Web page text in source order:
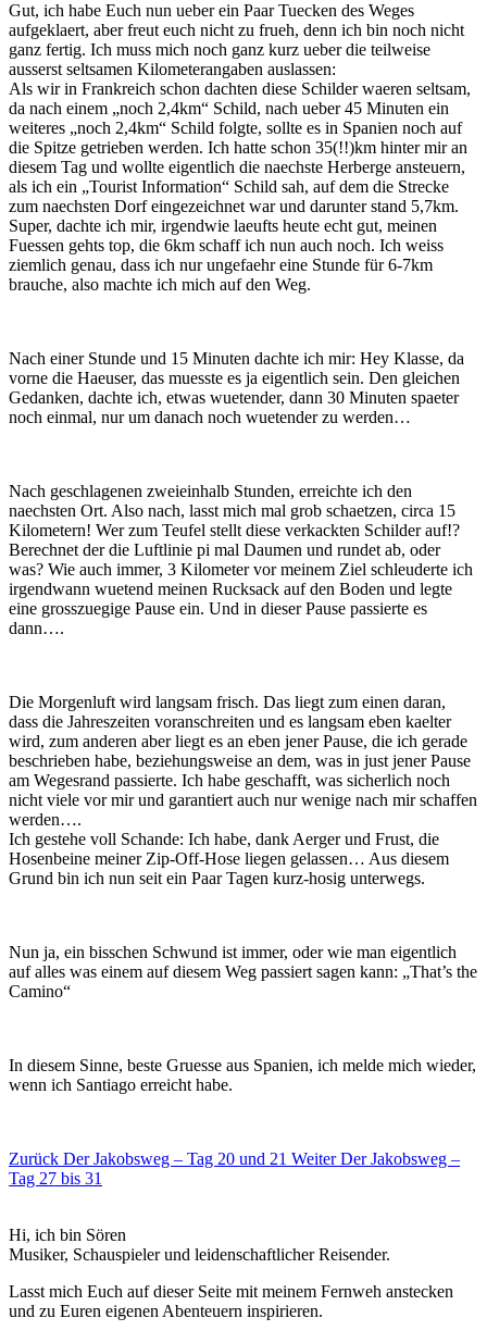
Gut, ich habe Euch nun ueber ein Paar Tuecken des Weges
aufgeklaert, aber freut euch nicht zu frueh, denn ich bin noch nicht
ganz fertig. Ich muss mich noch ganz kurz ueber die teilweise
ausserst seltsamen Kilometerangaben auslassen:
Als wir in Frankreich schon dachten diese Schilder waeren seltsam,
da nach einem „noch 2,4km“ Schild, nach ueber 45 Minuten ein
weiteres „noch 2,4km“ Schild folgte, sollte es in Spanien noch auf
die Spitze getrieben werden. Ich hatte schon 35(!!)km hinter mir an
diesem Tag und wollte eigentlich die naechste Herberge ansteuern,
als ich ein „Tourist Information“ Schild sah, auf dem die Strecke
zum naechsten Dorf eingezeichnet war und darunter stand 5,7km.
Super, dachte ich mir, irgendwie laeufts heute echt gut, meinen
Fuessen gehts top, die 6km schaff ich nun auch noch. Ich weiss
ziemlich genau, dass ich nur ungefaehr eine Stunde für 6-7km
brauche, also machte ich mich auf den Weg.
Nach einer Stunde und 15 Minuten dachte ich mir: Hey Klasse, da
vorne die Haeuser, das muesste es ja eigentlich sein. Den gleichen
Gedanken, dachte ich, etwas wuetender, dann 30 Minuten spaeter
noch einmal, nur um danach noch wuetender zu werden…
Nach geschlagenen zweieinhalb Stunden, erreichte ich den
naechsten Ort. Also nach, lasst mich mal grob schaetzen, circa 15
Kilometern! Wer zum Teufel stellt diese verkackten Schilder auf!?
Berechnet der die Luftlinie pi mal Daumen und rundet ab, oder
was? Wie auch immer, 3 Kilometer vor meinem Ziel schleuderte ich
irgendwann wuetend meinen Rucksack auf den Boden und legte
eine grosszuegige Pause ein. Und in dieser Pause passierte es
dann….
Die Morgenluft wird langsam frisch. Das liegt zum einen daran,
dass die Jahreszeiten voranschreiten und es langsam eben kaelter
wird, zum anderen aber liegt es an eben jener Pause, die ich gerade
beschrieben habe, beziehungsweise an dem, was in just jener Pause
am Wegesrand passierte. Ich habe geschafft, was sicherlich noch
nicht viele vor mir und garantiert auch nur wenige nach mir schaffen
werden….
Ich gestehe voll Schande: Ich habe, dank Aerger und Frust, die
Hosenbeine meiner Zip-Off-Hose liegen gelassen… Aus diesem
Grund bin ich nun seit ein Paar Tagen kurz-hosig unterwegs.
Nun ja, ein bisschen Schwund ist immer, oder wie man eigentlich
auf alles was einem auf diesem Weg passiert sagen kann: „That’s the
Camino“
In diesem Sinne, beste Gruesse aus Spanien, ich melde mich wieder,
wenn ich Santiago erreicht habe.
Zurück Der Jakobsweg – Tag 20 und 21 WeiterDer Jakobsweg –
Tag 27 bis 31
Hi, ich bin Sören
Musiker, Schauspieler und leidenschaftlicher Reisender.
Lasst mich Euch auf dieser Seite mit meinem Fernweh anstecken
und zu Euren eigenen Abenteuern inspirieren.